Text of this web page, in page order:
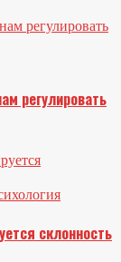
регулировать
склонность